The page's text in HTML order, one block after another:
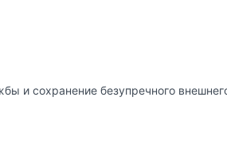
и сохранение безупречного